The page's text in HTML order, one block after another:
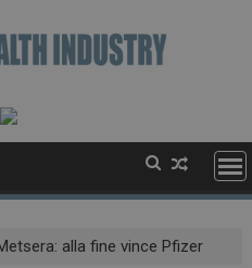
alla fine vince Pfizer